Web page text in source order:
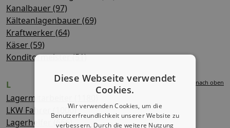
Kanalbauer (97)
Kälteanlagenbauer (69)
Kraftwerker (64)
Käser (59)
Konditormeister (51)
L nach oben
Lagermitarbeiter (1180)
LKW Fahrer (1000)
Lagerhelfer (666)
Diese Webseite verwendet
Cookies.
Wir verwenden Cookies, um die
Benutzerfreundlichkeit unserer Website zu
verbessern. Durch die weitere Nutzung